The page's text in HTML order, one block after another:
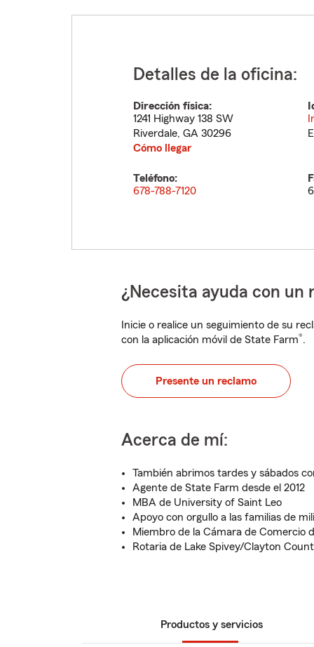
Detalles de la oficina:
Dirección física:
1241 Highway 138 SW
Riverdale, GA 30296
Cómo llegar
Teléfono:
678-788-7120
¿Necesita ayuda con un
Inicie o realice un seguimiento de su
con la aplicación móvil de State Farm®.
Presente un reclamo
Acerca de mí:
También abrimos tardes y sábados
Agente de State Farm desde el 2012
MBA de University of Saint Leo
Apoyo con orgullo a las familias de
Miembro de la Cámara de Comercio
Rotaria de Lake Spivey/Clayton
Productos y servicios